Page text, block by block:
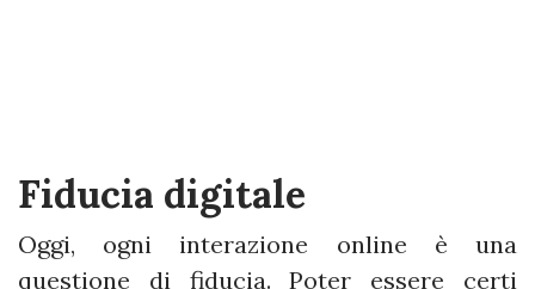
Fiducia digitale
Oggi, ogni interazione online è una
questione di fiducia. Poter essere certi